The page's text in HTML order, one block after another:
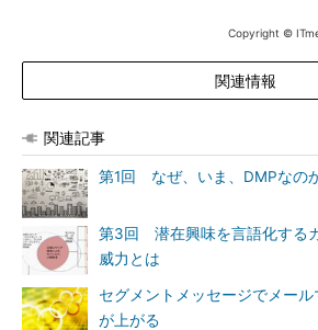
Copyright ©
関連情報
関連記事
第1回 なぜ、いま、DMPなの
第3回 潜在興味を言語化する
威力とは
セグメントメッセージでメー
が上がる